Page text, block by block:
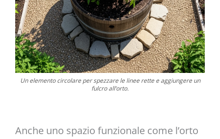
Un elemento circolare per spezzare le linee rette e aggiungere un
fulcro all’orto.
Anche uno spazio funzionale come l’orto